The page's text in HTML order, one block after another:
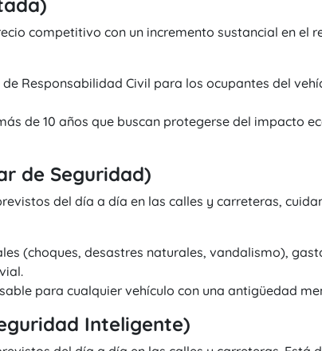
competitivo con un incremento sustancial en el
Responsabilidad Civil para los ocupantes del
de 10 años que buscan protegerse del impacto
de Seguridad)
del día a día en las calles y carreteras,
(choques, desastres naturales, vandalismo),
para cualquier vehículo con una antigüedad
Inteligente)